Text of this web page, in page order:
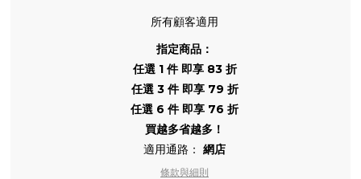
所有顧客適用
指定商品：
任選 1 件 即享 83 折
任選 3 件 即享 79 折
任選 6 件 即享 76 折
買越多省越多！
適用通路： 網店
條款與細則